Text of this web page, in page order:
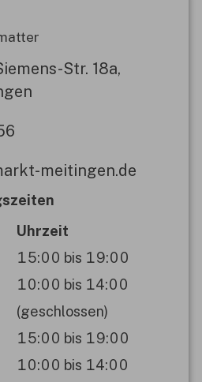
Str. 18a,
meitingen.de
Uhrzeit
15:00 bis 19:00
10:00 bis 14:00
(geschlossen)
15:00 bis 19:00
10:00 bis 14:00